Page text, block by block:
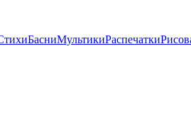
БасниМультикиРаспечатки